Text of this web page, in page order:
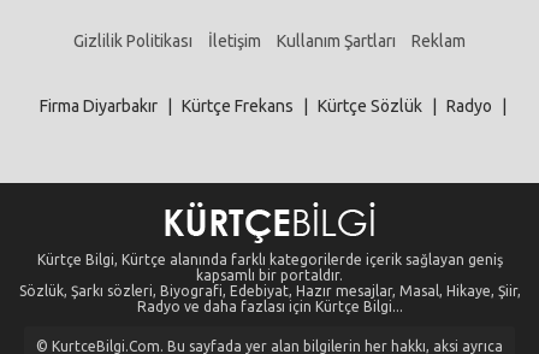
Gizlilik Politikası İletişim Kullanım Şartları Reklam
Firma Diyarbakır Kürtçe Frekans Kürtçe Sözlük Radyo
Kürtçe Bilgi, Kürtçe alanında farklı kategorilerde içerik sağlayan geniş
kapsamlı bir portaldır.
Sözlük, Şarkı sözleri, Biyografi, Edebiyat, Hazır mesajlar, Masal, Hikaye, Şiir,
Radyo ve daha fazlası için Kürtçe Bilgi...
© KurtceBilgi.Com. Bu sayfada yer alan bilgilerin her hakkı, aksi ayrıca